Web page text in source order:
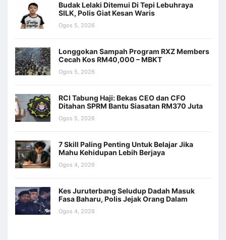
Budak Lelaki Ditemui Di Tepi Lebuhraya
SILK, Polis Giat Kesan Waris
Ogos 5, 2026
Longgokan Sampah Program RXZ Members
Cecah Kos RM40,000 – MBKT
Ogos 5, 2026
RCI Tabung Haji: Bekas CEO dan CFO
Ditahan SPRM Bantu Siasatan RM370 Juta
Ogos 5, 2026
7 Skill Paling Penting Untuk Belajar Jika
Mahu Kehidupan Lebih Berjaya
Ogos 4, 2026
Kes Juruterbang Seludup Dadah Masuk
Fasa Baharu, Polis Jejak Orang Dalam
Ogos 4, 2026